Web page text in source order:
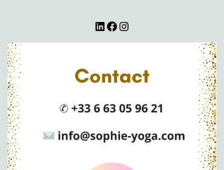
LinkedIn
Facebook
Instagram